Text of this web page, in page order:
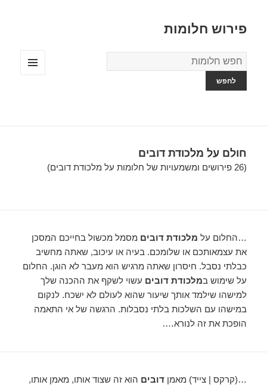
פירוש חלומות
מילון
החלומות
חולם על מלכודת דובים
(26 פירושים ומשמעויות של חלומות על מלכודת דובים)
…החלום על מלכודת דובים מסמל מכשול בחייכם המסכן
את עצמאותכם או שלומכם. בעיה או עיכוב, שאתה מחשיב
כבלתי נסבל. חיסרון שאתה מרגיש הוא מעבר לא הוגן. החלום
על שימוש במלכודת דובים עשוי לשקף את ההכנה שלך
למישהו שילמד אותך שיעור שהוא לעולם לא ישכח. לנקום
במישהו עם השלכות בלתי נסבלות. הרגשה של אי התאמה
הופכת את זה לנורא….
…(קרקס | צייד) מאמןדובים הוא זה שצוד אותו, מאמן אותו,